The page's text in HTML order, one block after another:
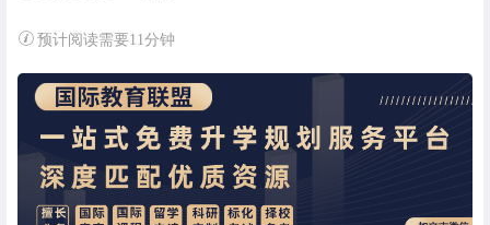
预计阅读需要11分钟